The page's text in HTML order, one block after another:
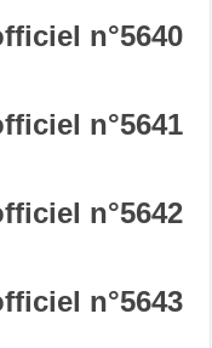
n°5640
n°5641
n°5642
n°5643